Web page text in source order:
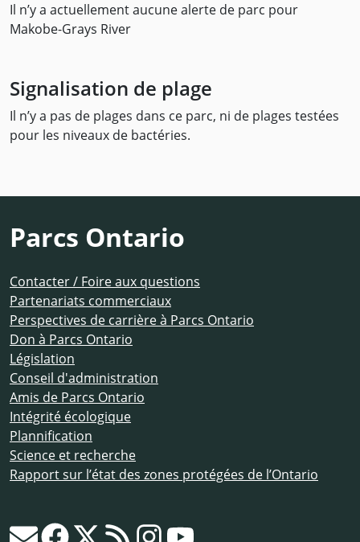
Il n’y a actuellement aucune alerte de parc pour
Makobe-Grays River
Signalisation de plage
Il n’y a pas de plages dans ce parc, ni de plages testées
pour les niveaux de bactéries.
Parcs Ontario
Contacter / Foire aux questions
Partenariats commerciaux
Perspectives de carrière à Parcs Ontario
Don à Parcs Ontario
Législation
Conseil d'administration
Amis de Parcs Ontario
Intégrité écologique
Plannification
Science et recherche
Rapport sur l’état des zones protégées de l’Ontario